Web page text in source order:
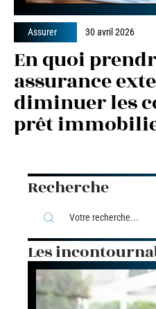
Assurer 30 avril 2026
En quoi
assurance
diminuer les
prêt
Recherche
Les